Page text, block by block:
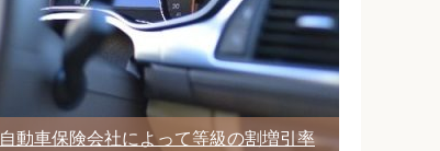
自動車保険会社によって等級の割増引率